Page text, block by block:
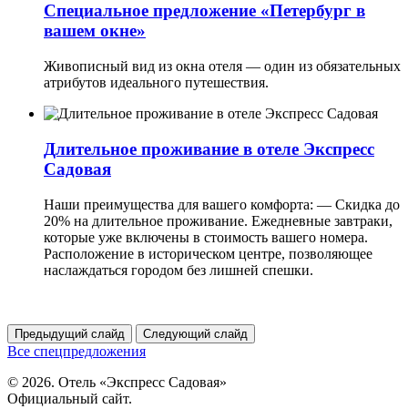
Специальное предложение «Петербург в
вашем окне»
Живописный вид из окна отеля — один из обязательных
атрибутов идеального путешествия.
Длительное проживание в отеле Экспресс
Садовая
Наши преимущества для вашего комфорта: — Скидка до
20% на длительное проживание. Ежедневные завтраки,
которые уже включены в стоимость вашего номера.
Расположение в историческом центре, позволяющее
наслаждаться городом без лишней спешки.
Предыдущий слайд Следующий слайд
Все спецпредложения
© 2026. Отель «Экспресс Садовая»
Официальный сайт.